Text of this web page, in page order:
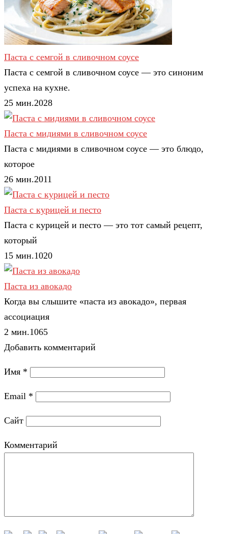
Паста с семгой в сливочном соусе
Паста с семгой в сливочном соусе — это синоним
успеха на кухне.
25 мин.2028
Паста с мидиями в сливочном соусе
Паста с мидиями в сливочном соусе — это блюдо,
которое
26 мин.2011
Паста с курицей и песто
Паста с курицей и песто — это тот самый рецепт,
который
15 мин.1020
Паста из авокадо
Когда вы слышите «паста из авокадо», первая
ассоциация
2 мин.1065
Добавить комментарий
Имя *
Email *
Сайт
Комментарий